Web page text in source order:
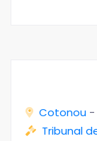
Cotonou -
Tribunal